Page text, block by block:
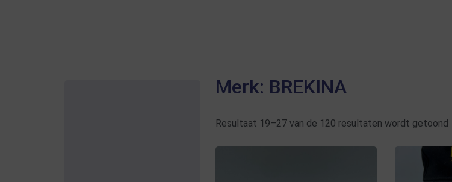
Merk: BREKINA
Resultaat 19–27 van de 120 resultaten wordt getoond